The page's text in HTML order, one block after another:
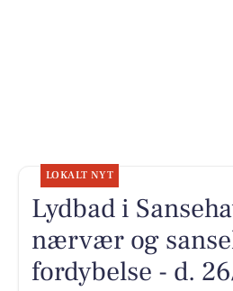
LOKALT NYT
Lydbad i
nærvær og
fordybelse - d.